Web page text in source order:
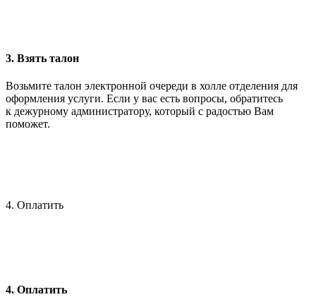
3. Взять талон
Возьмите талон электронной очереди в холле отделения для
оформления услуги. Если у вас есть вопросы, обратитесь
к дежурному администратору, который с радостью Вам
поможет.
4. Оплатить
4. Оплатить